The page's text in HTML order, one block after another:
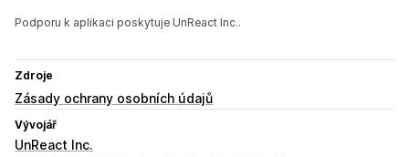
Podporu k aplikaci poskytuje UnReact Inc..
Zdroje
Zásady ochrany osobních údajů
Vývojář
UnReact Inc.